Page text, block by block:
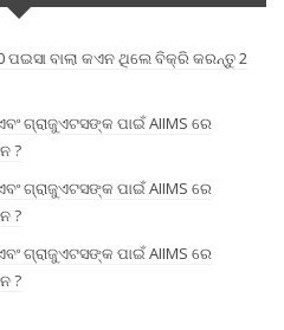
ପଇସା ବାଲା କଏନ ଥିଲେ ବିକ୍ରି କରନ୍ତୁ 2
ଏବଂ ଗ୍ରାଜୁଏଟସଙ୍କ ପାଇଁ AIIMS ରେ
?
ଏବଂ ଗ୍ରାଜୁଏଟସଙ୍କ ପାଇଁ AIIMS ରେ
?
ଏବଂ ଗ୍ରାଜୁଏଟସଙ୍କ ପାଇଁ AIIMS ରେ
?